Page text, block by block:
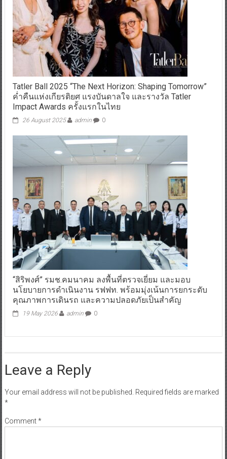
Tatler Ball 2025 “The Next Horizon: Shaping Tomorrow”
ค่ำคืนแห่งเกียรติยศ แรงบันดาลใจ และรางวัล Tatler
Impact Awards ครั้งแรกในไทย
26 August 2025 admin 0
“สิริพงศ์” รมช.คมนาคม ลงพื้นที่ตรวจเยี่ยม และมอบ
นโยบายการดำเนินงาน รฟฟท. พร้อมมุ่งเน้นการยกระดับ
คุณภาพการเดินรถ และความปลอดภัยเป็นสำคัญ
19 May 2026 admin 0
Leave a Reply
Your email address will not be published. Required fields are marked
*
Comment*